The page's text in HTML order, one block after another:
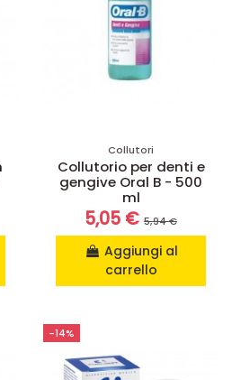
Collutori
Collutorio per denti e
gengive Oral B - 500
ml
5,05 € 5,94 €
Aggiungi al
carrello
-14%